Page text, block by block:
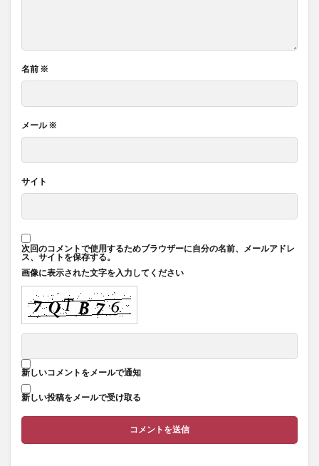
名前 ※
メール※
サイト
次回のコメントで使用するためブラウザーに自分の名前、メールアドレ
ス、サイトを保存する。
画像に表示された文字を入力してください
新しいコメントをメールで通知
新しい投稿をメールで受け取る